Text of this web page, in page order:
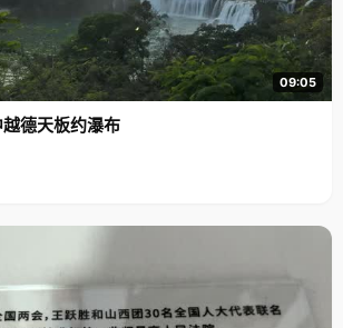
09:05
德天板约瀑布